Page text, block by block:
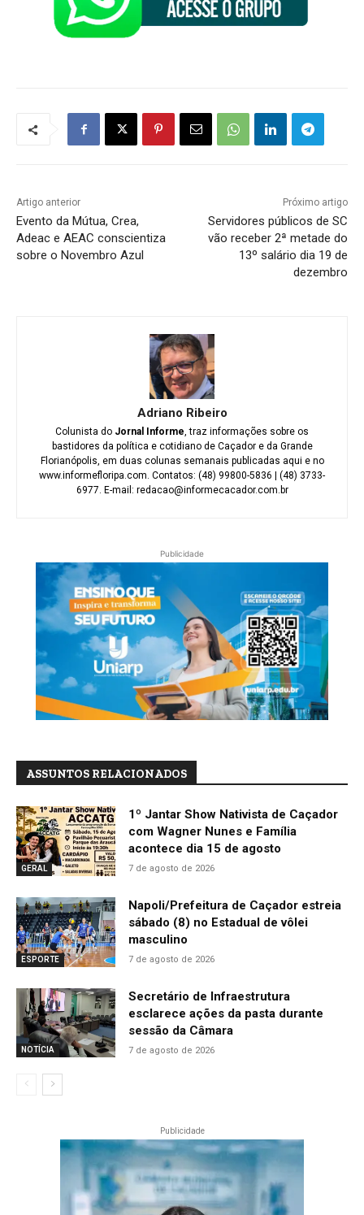
Artigo anterior
Evento da Mútua, Crea,
Adeac e AEAC conscientiza
sobre o Novembro Azul
Próximo artigo
Servidores públicos de SC
vão receber 2ª metade do
13º salário dia 19 de
dezembro
Adriano Ribeiro
Colunista do Jornal Informe, traz informações sobre os
bastidores da política e cotidiano de Caçador e da Grande
Florianópolis, em duas colunas semanais publicadas aqui e no
www.informefloripa.com. Contatos: (48) 99800-5836 | (48) 3733-
6977. E-mail: redacao@informecacador.com.br
Publicidade
ASSUNTOS RELACIONADOS
GERAL
1º Jantar Show Nativista de Caçador
com Wagner Nunes e Família
acontece dia 15 de agosto
7 de agosto de 2026
ESPORTE
Napoli/Prefeitura de Caçador estreia
sábado (8) no Estadual de vôlei
masculino
7 de agosto de 2026
NOTÍCIA
Secretário de Infraestrutura
esclarece ações da pasta durante
sessão da Câmara
7 de agosto de 2026
Publicidade